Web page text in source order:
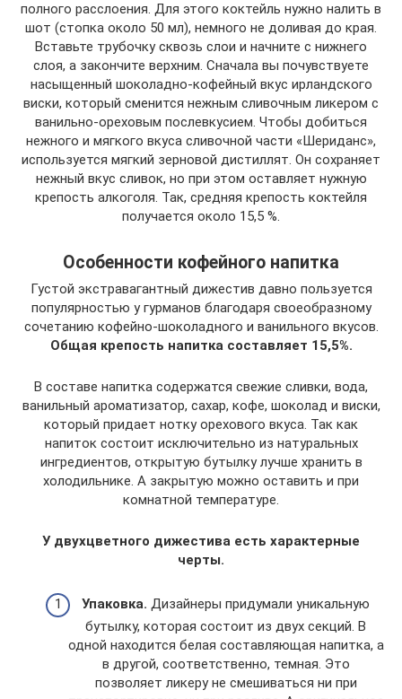
полного расслоения. Для этого коктейль нужно налить в
шот (стопка около 50 мл), немного не доливая до края.
Вставьте трубочку сквозь слои и начните с нижнего
слоя, а закончите верхним. Сначала вы почувствуете
насыщенный шоколадно-кофейный вкус ирландского
виски, который сменится нежным сливочным ликером с
ванильно-ореховым послевкусием. Чтобы добиться
нежного и мягкого вкуса сливочной части «Шериданс»,
используется мягкий зерновой дистиллят. Он сохраняет
нежный вкус сливок, но при этом оставляет нужную
крепость алкоголя. Так, средняя крепость коктейля
получается около 15,5 %.
Особенности кофейного напитка
Густой экстравагантный дижестив давно пользуется
популярностью у гурманов благодаря своеобразному
сочетанию кофейно-шоколадного и ванильного вкусов.
Общая крепость напитка составляет 15,5%.
В составе напитка содержатся свежие сливки, вода,
ванильный ароматизатор, сахар, кофе, шоколад и виски,
который придает нотку орехового вкуса. Так как
напиток состоит исключительно из натуральных
ингредиентов, открытую бутылку лучше хранить в
холодильнике. А закрытую можно оставить и при
комнатной температуре.
У двухцветного дижестива есть характерные
черты.
Упаковка. Дизайнеры придумали уникальную
бутылку, которая состоит из двух секций. В
одной находится белая составляющая напитка, а
в другой, соответственно, темная. Это
позволяет ликеру не смешиваться ни при